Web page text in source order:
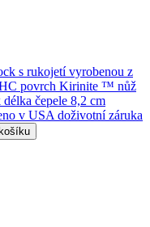
s rukojetí vyrobenou z
povrch Kirinite ™ nůž
čepele 8,2 cm
v USA doživotní záruka